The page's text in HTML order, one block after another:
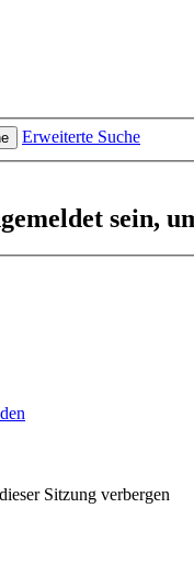
Erweiterte Suche
sein,
Sitzung verbergen